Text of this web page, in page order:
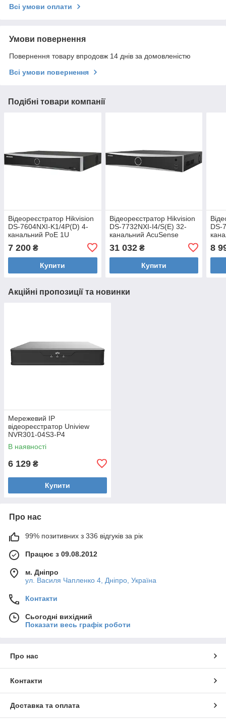
Всі умови оплати
Умови повернення
Повернення товару впродовж 14 днів за домовленістю
Всі умови повернення
Подібні товари компанії
Відеореєстратор Hikvision
DS-7604NXI-K1/4P(D) 4-
канальний PoE 1U
7 200 ₴
Купити
Відеореєстратор Hikvision
DS-7732NXI-I4/S(E) 32-
канальний AcuSense
31 032₴
Купити
DS-
8
Акційні пропозиції та новинки
Мережевий IP
відеореєстратор Uniview
NVR301-04S3-P4
В наявності
6 129 ₴
Купити
Про нас
99% позитивних з 336 відгуків за рік
Працює з 09.08.2012
м. Дніпро
ул. Василя Чапленко 4, Дніпро, Україна
Контакти
Сьогодні вихідний
Показати весь графік роботи
Про нас
Контакти
Доставка та оплата